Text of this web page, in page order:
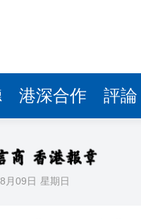
港深合作 評論
月09日 星期日